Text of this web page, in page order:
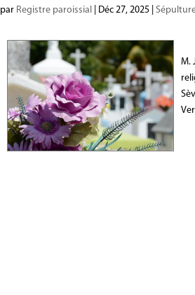
par Registre paroissial Déc 27, 2025 |
M.